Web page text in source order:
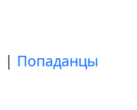
| Попаданцы